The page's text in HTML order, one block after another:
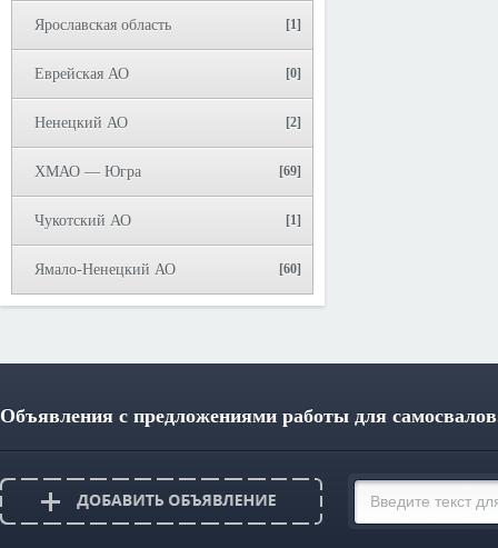
Ярославская область [1]
Еврейская АО [0]
Ненецкий АО [2]
ХМАО — Югра [69]
Чукотский АО [1]
Ямало-Ненецкий АО [60]
Объявления с предложениями работы для